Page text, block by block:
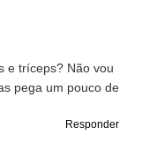
e tríceps? Não vou
pega um pouco de
Responder